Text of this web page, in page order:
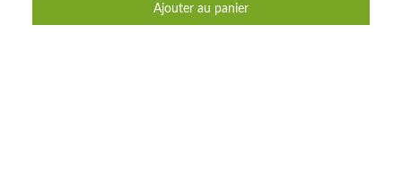
Ajouter au panier